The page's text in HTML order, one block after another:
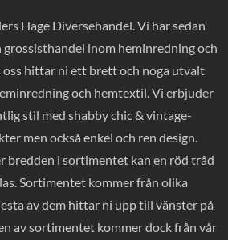
Hage Diversehandel. Vi har sedan
inom heminredning och
oss hittar ni ett brett och noga utvalt
och hemtextil. Vi erbjuder
stil med shabby chic & vintage-
men också enkel och ren design.
bredden i sortimentet kan en röd tråd
Sortimentet kommer från olika
av dem hittar ni upp till vänster på
av sortimentet kommer dock från vår